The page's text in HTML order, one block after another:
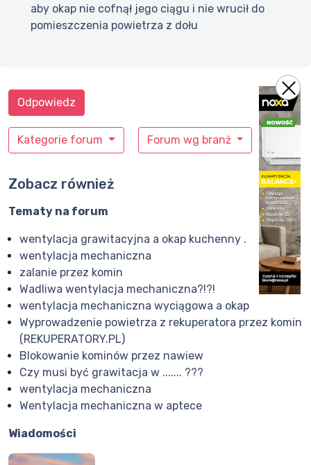
aby okap nie cofnął jego ciągu i nie wrucił do
pomieszczenia powietrza z dołu
Kategorie forum Forum wg branż
Odpowiedz
Zobacz również
Tematy na forum
wentylacja grawitacyjna a okap kuchenny .
wentylacja mechaniczna
zalanie przez komin
Wadliwa wentylacja mechaniczna?!?!
wentylacja mechaniczna wyciągowa a okap
Wyprowadzenie powietrza z rekuperatora przez komin
(REKUPERATORY.PL)
Blokowanie kominów przez nawiew
Czy musi być grawitacja w ....... ???
wentylacja mechaniczna
Wentylacja mechaniczna w aptece
Wiadomości